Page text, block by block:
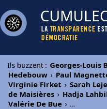
LA TRANSPARENCE
DÉMOCRATIE
Ils buzzent : Georges-Louis
Hedebouw › Paul
Virginie Firket › Sarah
de Maisières › Hadja
Valérie De Bue › ...